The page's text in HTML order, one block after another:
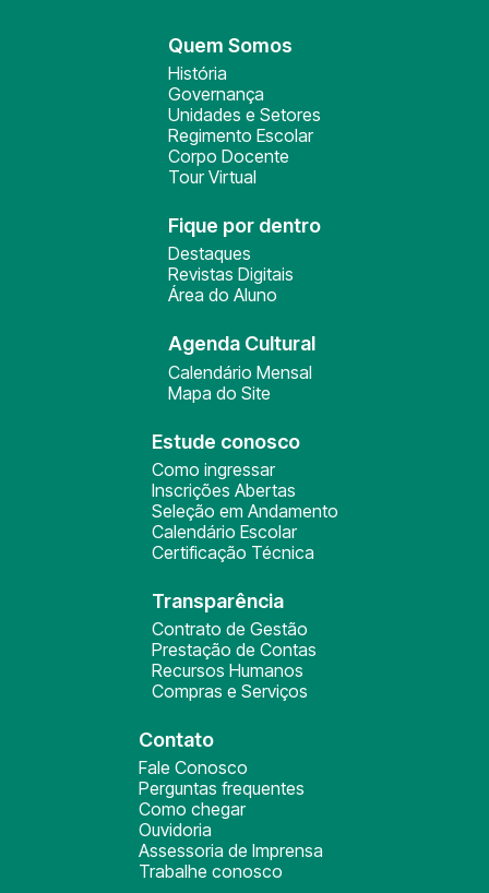
Quem Somos
História
Governança
Unidades e Setores
Regimento Escolar
Corpo Docente
Tour Virtual
Fique por dentro
Destaques
Revistas Digitais
Área do Aluno
Agenda Cultural
Calendário Mensal
Mapa do Site
Estude conosco
Como ingressar
Inscrições Abertas
Seleção em Andamento
Calendário Escolar
Certificação Técnica
Transparência
Contrato de Gestão
Prestação de Contas
Recursos Humanos
Compras e Serviços
Contato
Fale Conosco
Perguntas frequentes
Como chegar
Ouvidoria
Assessoria de Imprensa
Trabalhe conosco